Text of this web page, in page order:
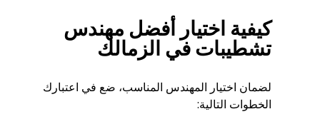
كيفية اختيار أفضل مهندس
تشطيبات في الزمالك
لضمان اختيار المهندس المناسب، ضع في اعتبارك
الخطوات التالية: